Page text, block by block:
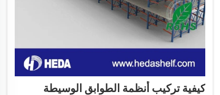
كيفية تركيب أنظمة الطوابق الوسيطة